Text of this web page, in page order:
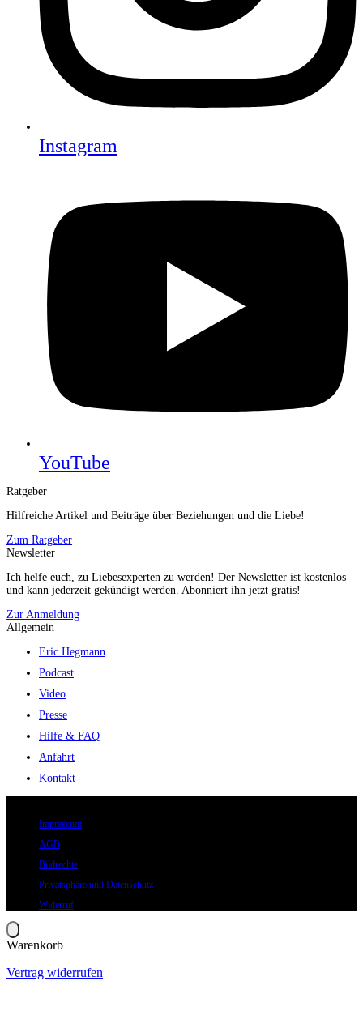
Instagram
YouTube
Ratgeber
Hilfreiche Artikel und Beiträge über Beziehungen und die Liebe!
Zum Ratgeber
Newsletter
Ich helfe euch, zu Liebesexperten zu werden! Der Newsletter ist kostenlos
und kann jederzeit gekündigt werden. Abonniert ihn jetzt gratis!
Zur Anmeldung
Allgemein
Eric Hegmann
Podcast
Video
Presse
Hilfe & FAQ
Anfahrt
Kontakt
Impressum
AGB
Bildrechte
Privatsphäre und Datenschutz
Widerruf
Warenkorb
Vertrag widerrufen